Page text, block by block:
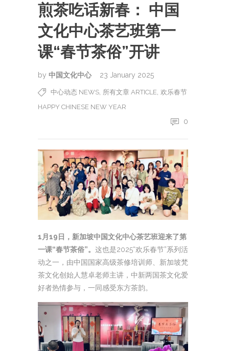
煎茶吃话新春： 中国
文化中心茶艺班第一
课“春节茶俗”开讲
by 中国文化中心 23 January 2025
中心动态 NEWS 所有文章 ARTICLE 欢乐春节
HAPPY CHINESE NEW YEAR
0
1月19日，新加坡中国文化中心茶艺班迎来了第
一课“春节茶俗”。 这也是2025“欢乐春节”系列活
动之一，由中国国家高级茶修培训师、新加坡梵
茶文化创始人慧卓老师主讲，中新两国茶文化爱
好者热情参与，一同感受东方茶韵。